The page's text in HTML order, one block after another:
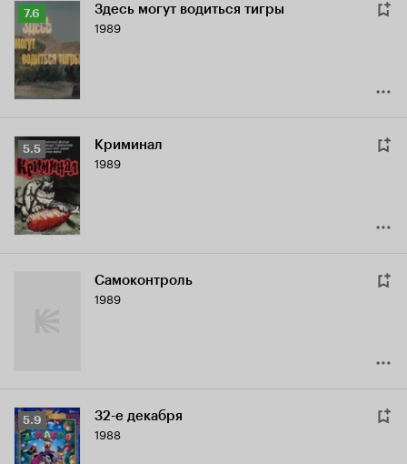
Рейтинг
Кинопоиска
7.6
7.6 Здесь могут водиться тигры
1989
Рейтинг
Кинопоиска
5.5
5.5 Криминал
1989
Самоконтроль
1989
Рейтинг
Кинопоиска
5.9
5.9 32-е декабря
1988